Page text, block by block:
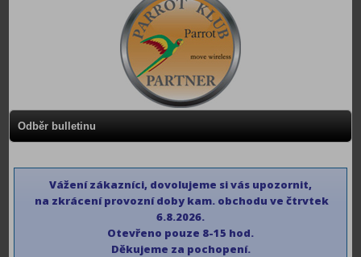
Odběr bulletinu
Vážení zákazníci, dovolujeme si vás upozornit,
na zkrácení provozní doby kam. obchodu ve čtrvtek
6.8.2026.
Otevřeno pouze 8-15 hod.
Děkujeme za pochopení.